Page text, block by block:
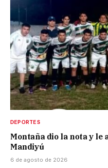
DEPORTES
Montaña dio la nota y le
Mandiyú
6 de agosto de 2026